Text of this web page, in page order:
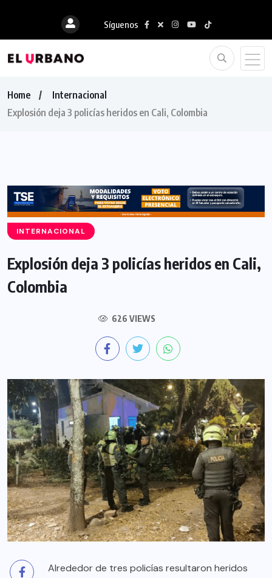
Síguenos
Home
Internacional
Explosión deja 3 policías heridos en Cali, Colombia
INTERNACIONAL
Explosión deja 3 policías heridos en Cali,
Colombia
626 VIEWS
Alrededor de tres policías resultaron heridos